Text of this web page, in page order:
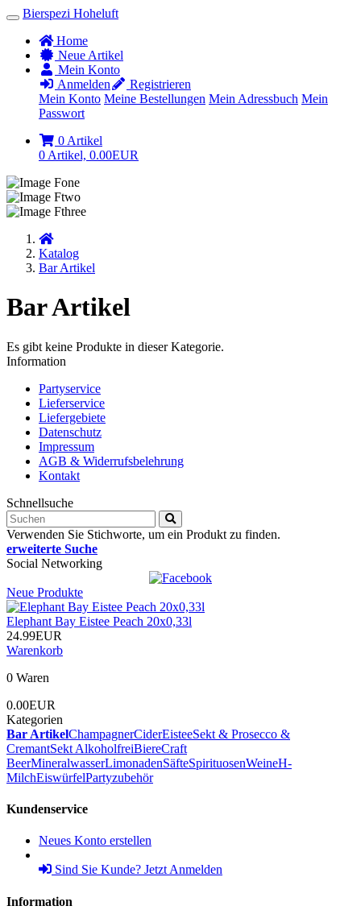
Bierspezi Hoheluft
Home
Neue Artikel
Mein Konto
Anmelden
Registrieren
Mein Konto Meine Bestellungen Mein Adressbuch Mein
Passwort
0 Artikel
0 Artikel, 0.00EUR
Startseite
Katalog
Bar Artikel
Bar Artikel
Es gibt keine Produkte in dieser Kategorie.
Information
Partyservice
Lieferservice
Liefergebiete
Datenschutz
Impressum
AGB & Widerrufsbelehrung
Kontakt
Schnellsuche
Verwenden Sie Stichworte, um ein Produkt zu finden.
erweiterte Suche
Social Networking
Neue Produkte
Elephant Bay Eistee Peach 20x0,33l
24.99EUR
Warenkorb
0 Waren
0.00EUR
Kategorien
Bar ArtikelChampagnerCiderEisteeSekt & Prosecco &
CremantSekt AlkoholfreiBiereCraft
BeerMineralwasserLimonadenSäfteSpirituosenWeineH-
MilchEiswürfelPartyzubehör
Kundenservice
Neues Konto erstellen
Sind Sie Kunde? Jetzt Anmelden
Information